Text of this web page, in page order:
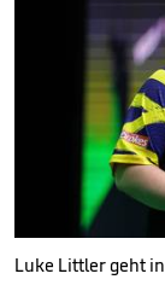
Luke Littler geht